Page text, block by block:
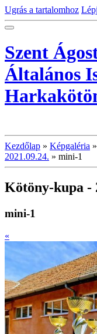
Ugrás a tartalomhoz
Szent
Általános
Kezdőlap » Képgaléria »
2021.09.24. » mini-1
Kötöny-kupa -
mini-1
«